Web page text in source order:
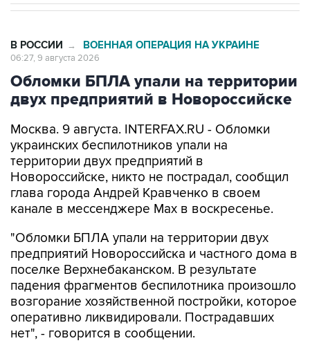
В РОССИИ → ВОЕННАЯ ОПЕРАЦИЯ НА УКРАИНЕ
06:27, 9 августа 2026
Обломки БПЛА упали на территории
двух предприятий в Новороссийске
Москва. 9 августа. INTERFAX.RU - Обломки
украинских беспилотников упали на
территории двух предприятий в
Новороссийске, никто не пострадал, сообщил
глава города Андрей Кравченко в своем
канале в мессенджере Max в воскресенье.
"Обломки БПЛА упали на территории двух
предприятий Новороссийска и частного дома в
поселке Верхнебаканском. В результате
падения фрагментов беспилотника произошло
возгорание хозяйственной постройки, которое
оперативно ликвидировали. Пострадавших
нет", - говорится в сообщении.